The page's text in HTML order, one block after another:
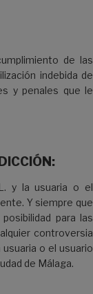
de las
indebida de
y penales que le
y la usuaria o el
Y siempre que
para las
controversia
o el usuario
de Málaga.